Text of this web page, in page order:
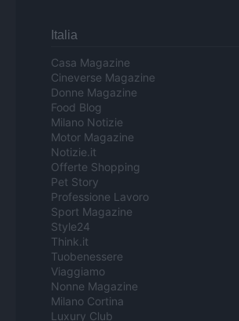
Italia
Casa Magazine
Cineverse Magazine
Donne Magazine
Food Blog
Milano Notizie
Motor Magazine
Notizie.it
Offerte Shopping
Pet Story
Professione Lavoro
Sport Magazine
Style24
Think.it
Tuobenessere
Viaggiamo
Nonne Magazine
Milano Cortina
Luxury Club